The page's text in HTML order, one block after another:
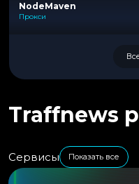
NodeMaven
Прокси
Traffnews
Сервисы Показать все